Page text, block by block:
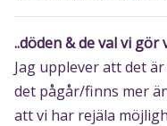
..döden & de val vi gör
Jag upplever att det
det pågår/finns mer
att vi har rejäla